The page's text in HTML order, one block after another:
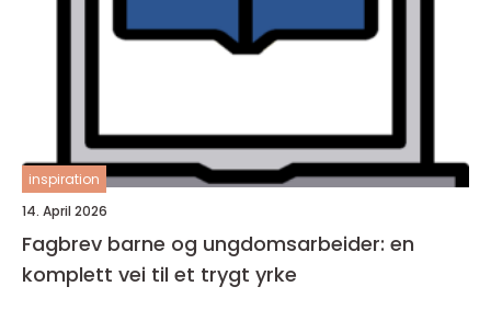
inspiration
14. April 2026
Fagbrev barne og ungdomsarbeider: en
komplett vei til et trygt yrke